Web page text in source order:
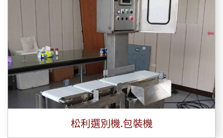
松利選別機.包裝機